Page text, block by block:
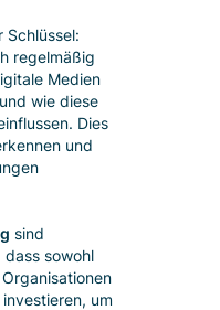
Schlüssel:
regelmäßig
Medien
wie diese
Dies
und
sind
dass sowohl
um